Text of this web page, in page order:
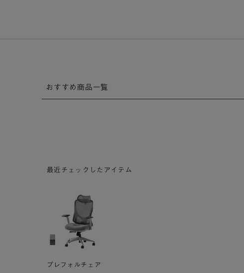
おすすめ商品一覧
最近チェックしたアイテム
プレフォルチェア